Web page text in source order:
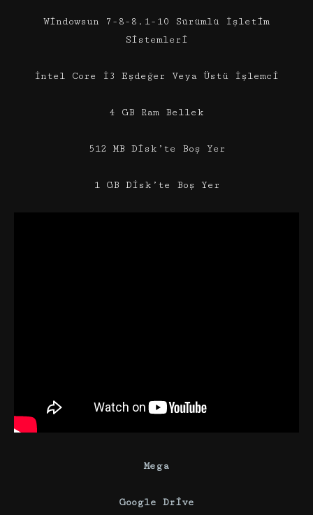
Windowsun 7-8-8.1-10 Sürümlü İşletim
Sistemleri
İntel Core İ3 Eşdeğer Veya Üstü İşlemci
4 GB Ram Bellek
512 MB Disk’te Boş Yer
1 GB Disk’te Boş Yer
Mega
Google Drive